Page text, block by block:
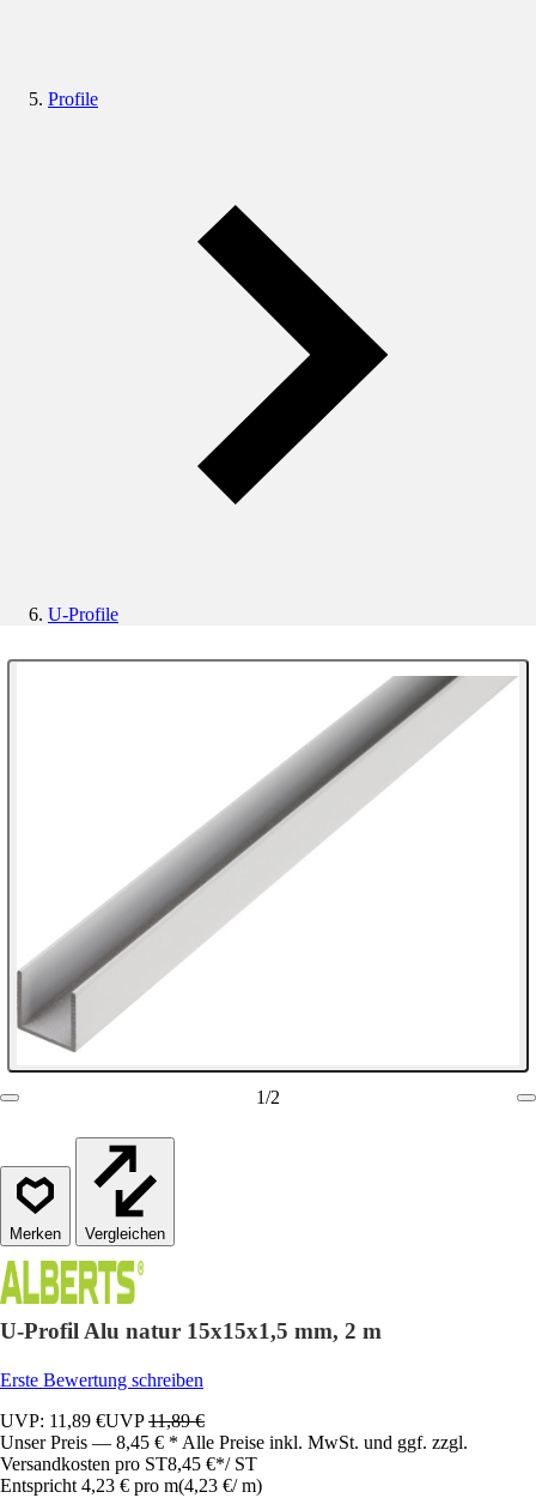
Profile
U-Profile
1/2
Vergleichen
U-Profil Alu natur 15x15x1,5 mm, 2 m
Erste Bewertung schreiben
UVP: 11,89 €UVP11,89 €
Unser Preis — 8,45 € * Alle Preise inkl. MwSt. und ggf. zzgl.
Versandkosten pro ST8,45 €*/ ST
Entspricht 4,23 € pro m(4,23 €/ m)